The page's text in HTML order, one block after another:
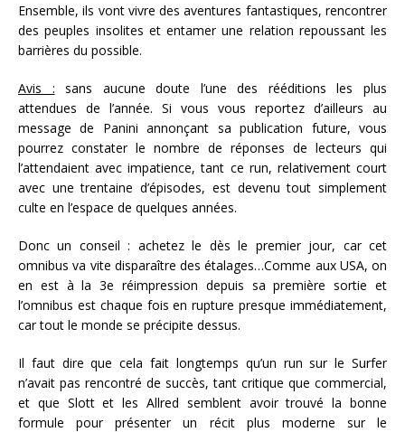
Ensemble, ils vont vivre des aventures fantastiques, rencontrer
des peuples insolites et entamer une relation repoussant les
barrières du possible.
Avis : sans aucune doute l’une des rééditions les plus
attendues de l’année. Si vous vous reportez d’ailleurs au
message de Panini annonçant sa publication future, vous
pourrez constater le nombre de réponses de lecteurs qui
l’attendaient avec impatience, tant ce run, relativement court
avec une trentaine d’épisodes, est devenu tout simplement
culte en l’espace de quelques années.
Donc un conseil : achetez le dès le premier jour, car cet
omnibus va vite disparaître des étalages…Comme aux USA, on
en est à la 3e réimpression depuis sa première sortie et
l’omnibus est chaque fois en rupture presque immédiatement,
car tout le monde se précipite dessus.
Il faut dire que cela fait longtemps qu’un run sur le Surfer
n’avait pas rencontré de succès, tant critique que commercial,
et que Slott et les Allred semblent avoir trouvé la bonne
formule pour présenter un récit plus moderne sur le